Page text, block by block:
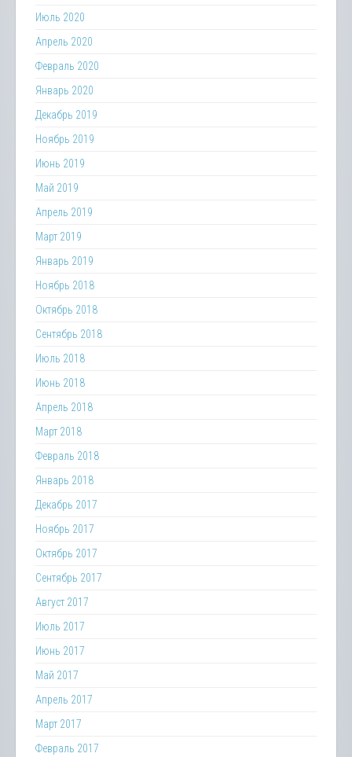
Июль 2020
Апрель 2020
Февраль 2020
Январь 2020
Декабрь 2019
Ноябрь 2019
Июнь 2019
Май 2019
Апрель 2019
Март 2019
Январь 2019
Ноябрь 2018
Октябрь 2018
Сентябрь 2018
Июль 2018
Июнь 2018
Апрель 2018
Март 2018
Февраль 2018
Январь 2018
Декабрь 2017
Ноябрь 2017
Октябрь 2017
Сентябрь 2017
Август 2017
Июль 2017
Июнь 2017
Май 2017
Апрель 2017
Март 2017
Февраль 2017